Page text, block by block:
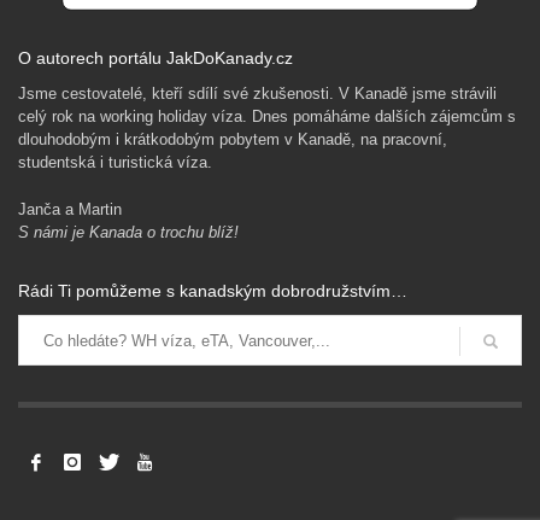
O autorech portálu JakDoKanady.cz
Jsme cestovatelé, kteří sdílí své zkušenosti. V Kanadě jsme strávili
celý rok na working holiday víza. Dnes pomáháme dalších zájemcům s
dlouhodobým i krátkodobým pobytem v Kanadě, na pracovní,
studentská i turistická víza.
Janča a Martin
S námi je Kanada o trochu blíž!
Rádi Ti pomůžeme s kanadským dobrodružstvím…